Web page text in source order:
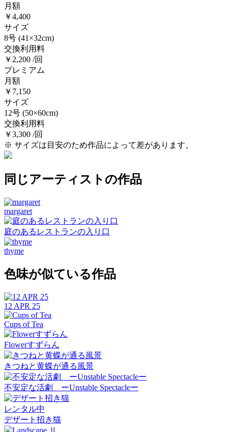
月額
￥4,400
サイズ
8号 (41×32cm)
交換利用料
￥2,200 /回
プレミアム
月額
￥7,150
サイズ
12号 (50×60cm)
交換利用料
￥3,300 /回
※ サイズは目安のため作品によって差があります。
同じアーティストの作品
margaret
庭のあるレストランの入り口
thyme
色味が似ている作品
12 APR 25
Cups of Tea
Flowerすずらん
きつねと黄蝶が通る風景
不安定な活劇 ーUnstable Spectacleー
レンタル中
デザート招き猫